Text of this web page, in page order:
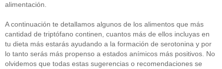
alimentación.
A continuación te detallamos algunos de los alimentos que más
cantidad de triptófano continen, cuantos más de ellos incluyas en
tu dieta más estarás ayudando a la formación de serotonina y por
lo tanto serás más propenso a estados anímicos más positivos. No
olvidemos que todas estas sugerencias o recomendaciones se